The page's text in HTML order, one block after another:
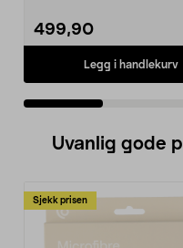
499,90
Legg i handlekurv
Uvanlig gode
Sjekk prisen